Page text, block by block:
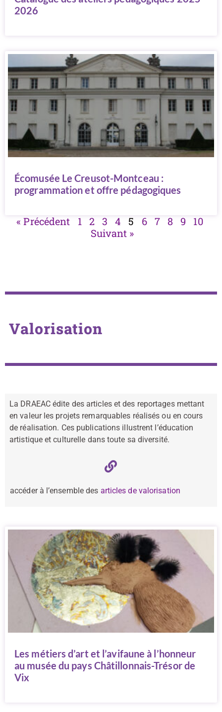
2026
Écomusée Le Creusot-Montceau :
programmation et offre pédagogiques
« Précédent 1 2 3 4 5 6 7 8 9
10
Suivant »
Valorisation
La DRAEAC édite des articles et des reportages mettant
en valeur les projets remarquables réalisés ou en cours
de réalisation. Ces publications illustrent l’éducation
artistique et culturelle dans toute sa diversité.
accéder à l’ensemble des articles de valorisation
Les métiers d’art et l’avifaune à l’honneur
au musée du pays Châtillonnais-Trésor de
Vix